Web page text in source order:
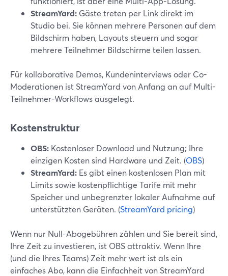
StreamYard: Gäste treten per Link direkt im
Studio bei. Sie können mehrere Personen auf dem
Bildschirm haben, Layouts steuern und sogar
mehrere Teilnehmer Bildschirme teilen lassen.
Für kollaborative Demos, Kundeninterviews oder Co-
Moderationen ist StreamYard von Anfang an auf Multi-
Teilnehmer-Workflows ausgelegt.
Kostenstruktur
OBS: Kostenloser Download und Nutzung; Ihre
einzigen Kosten sind Hardware und Zeit. (OBS)
StreamYard: Es gibt einen kostenlosen Plan mit
Limits sowie kostenpflichtige Tarife mit mehr
Speicher und unbegrenzter lokaler Aufnahme auf
unterstützten Geräten. (StreamYard pricing)
Wenn nur Null-Abogebühren zählen und Sie bereit sind,
Ihre Zeit zu investieren, ist OBS attraktiv. Wenn Ihre
(und die Ihres Teams) Zeit mehr wert ist als ein
einfaches Abo, kann die Einfachheit von StreamYard